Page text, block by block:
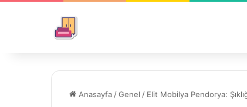
Anasayfa /Genel / Elit Mobilya Pendorya: